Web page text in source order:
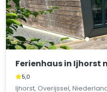
Ferienhaus in Ijhorst
5,0
Ijhorst, Overijssel,